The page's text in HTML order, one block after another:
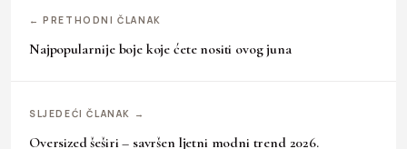
← PRETHODNI ČLANAK
Najpopularnije boje koje ćete nositi ovog juna
SLJEDEĆI ČLANAK →
Oversized šeširi – savršen ljetni modni trend 2026.